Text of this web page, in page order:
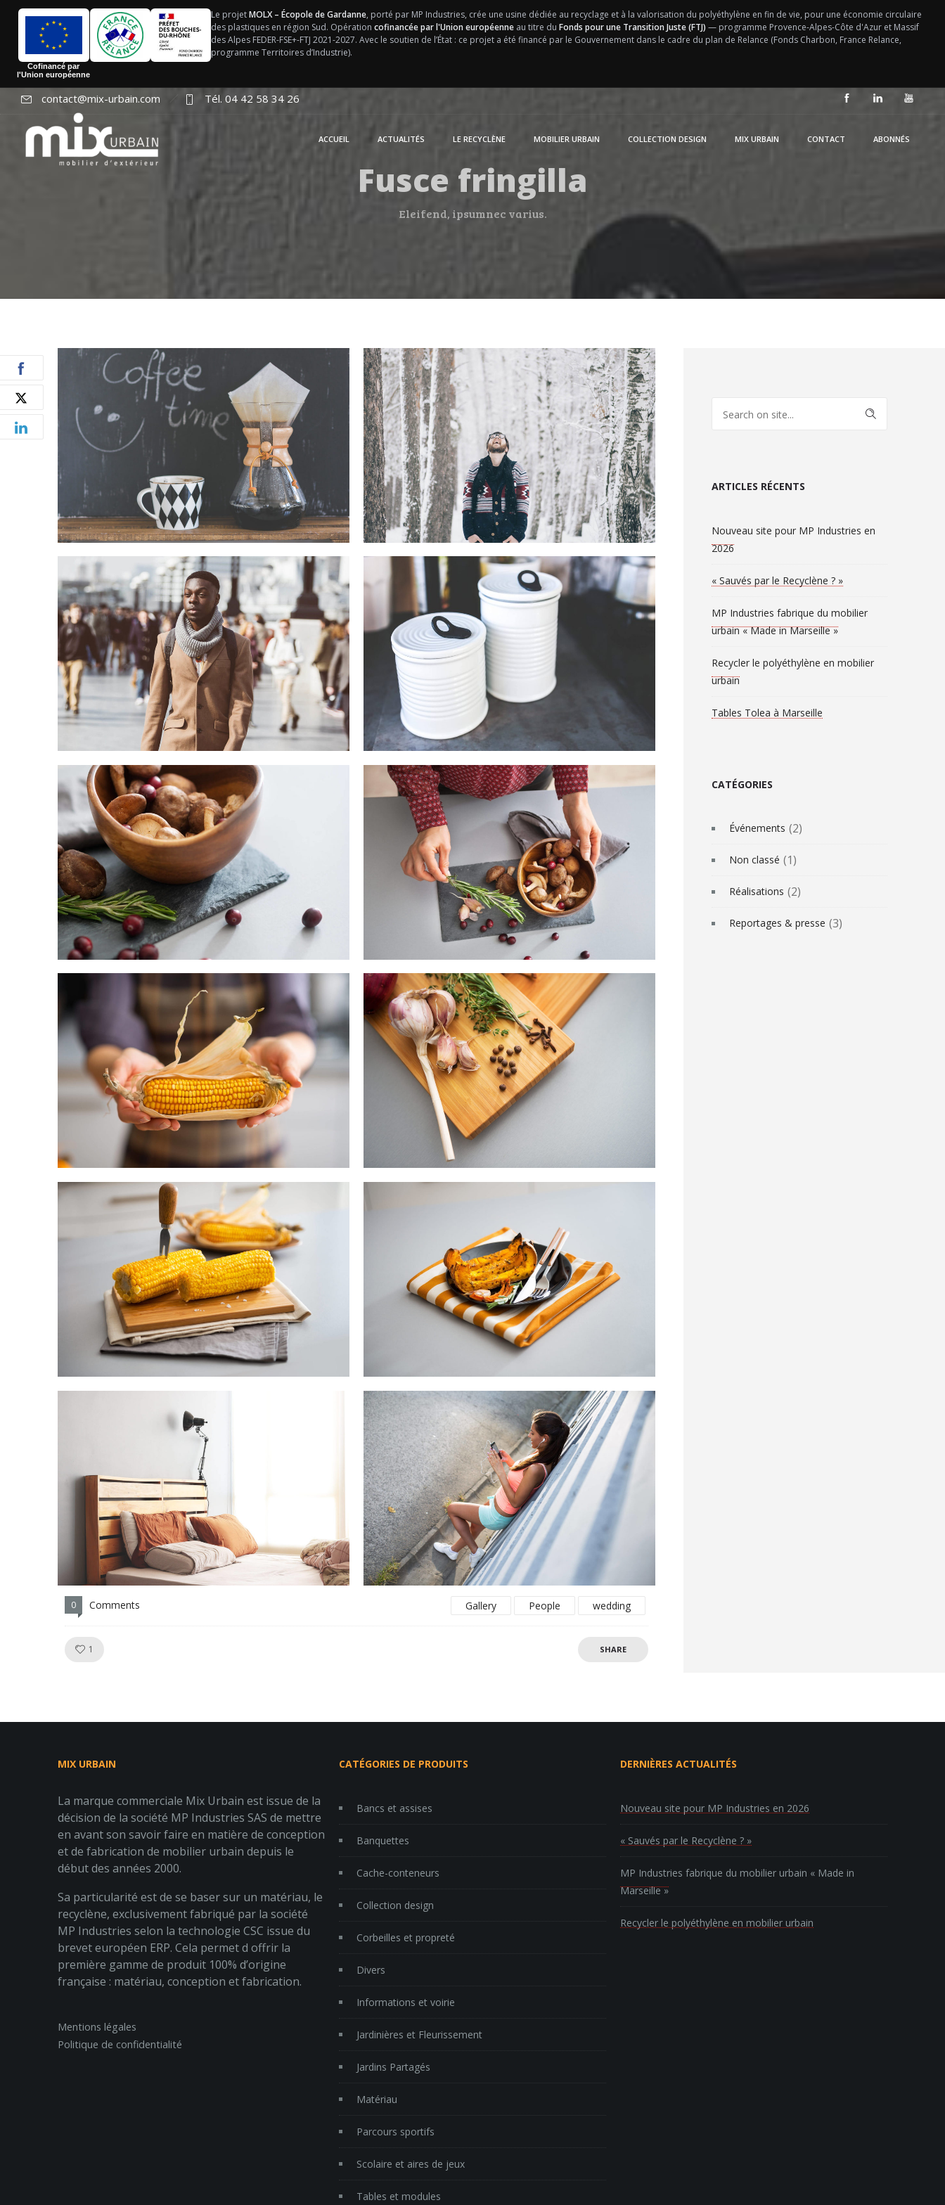
Cofinancé par
l'Union européenne
Le projetMOLX – Écopole de Gardanne, porté par MP Industries, crée une usine dédiée au recyclage et à la valorisation du polyéthylène en fin de vie, pour une économie circulaire
des plastiques en région Sud. Opération cofinancée par l'Union européenneau titre du Fonds pour une Transition Juste (FTJ) — programme Provence-Alpes-Côte d'Azur et Massif
des Alpes FEDER-FSE+-FTJ 2021-2027. Avec le soutien de l’État : ce projet a été financé par le Gouvernement dans le cadre du plan de Relance (Fonds Charbon, France Relance,
programme Territoires d’Industrie).
contact@mix-urbain.com Tél. 04 42 58 34 26
ACCUEIL ACTUALITÉS LE RECYCLÈNE MOBILIER URBAIN COLLECTION DESIGN MIX URBAIN CONTACT ABONNÉS
Fusce fringilla
Eleifend, ipsumnec varius.
0 Comments Gallery People wedding
1 SHARE
ARTICLES RÉCENTS
Nouveau site pour MP Industries en
2026
« Sauvés par le Recyclène ? »
MP Industries fabrique du mobilier
urbain « Made in Marseille »
Recycler le polyéthylène en mobilier
urbain
Tables Tolea à Marseille
CATÉGORIES
Événements (2)
Non classé (1)
Réalisations (2)
Reportages & presse (3)
MIX URBAIN
La marque commerciale Mix Urbain est issue de la
décision de la société MP Industries SAS de mettre
en avant son savoir faire en matière de conception
et de fabrication de mobilier urbain depuis le
début des années 2000.
Sa particularité est de se baser sur un matériau, le
recyclène, exclusivement fabriqué par la société
MP Industries selon la technologie CSC issue du
brevet européen ERP. Cela permet d offrir la
première gamme de produit 100% d’origine
française : matériau, conception et fabrication.
Mentions légales
Politique de confidentialité
CATÉGORIES DE PRODUITS
Bancs et assises
Banquettes
Cache-conteneurs
Collection design
Corbeilles et propreté
Divers
Informations et voirie
Jardinières et Fleurissement
Jardins Partagés
Matériau
Parcours sportifs
Scolaire et aires de jeux
Tables et modules
DERNIÈRES ACTUALITÉS
Nouveau site pour MP Industries en 2026
« Sauvés par le Recyclène ? »
MP Industries fabrique du mobilier urbain « Made in
Marseille »
Recycler le polyéthylène en mobilier urbain